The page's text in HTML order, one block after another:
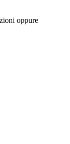
oppure